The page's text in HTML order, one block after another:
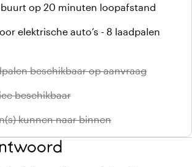
op 20 minuten loopafstand
elektrische auto’s - 8 laadpalen
beschikbaar op aanvraag
beschikbaar
kunnen naar binnen